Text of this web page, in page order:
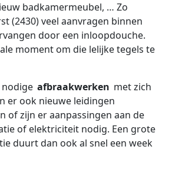
badkamermeubel, … Zo
(2430) veel aanvragen binnen
door een inloopdouche.
moment om die lelijke tegels te
afbraakwerken met zich
er ook nieuwe leidingen
of zijn er aanpassingen aan de
of elektriciteit nodig. Een grote
duurt dan ook al snel een week